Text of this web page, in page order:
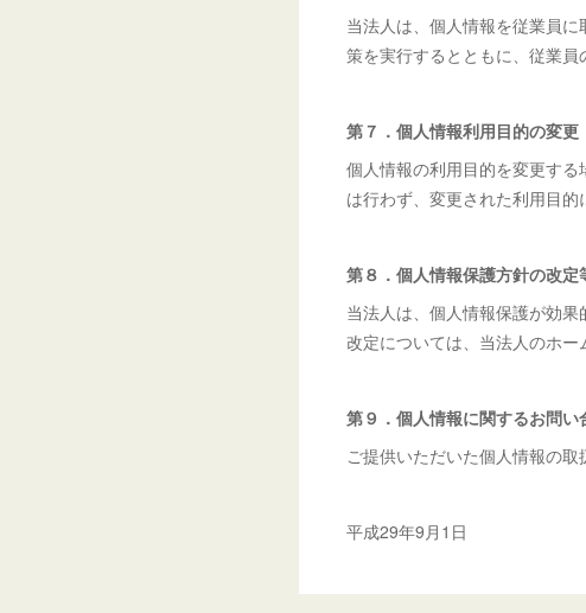
当法人は、個人情報を従業員
策を実行するとともに、従業員
第７．個人情報利用目的の変更
個人情報の利用目的を変更す
は行わず、変更された利用目的
第８．個人情報保護方針の改定
当法人は、個人情報保護が効
改定については、当法人のホー
第９．個人情報に関するお問い
ご提供いただいた個人情報の
平成29年9月1日